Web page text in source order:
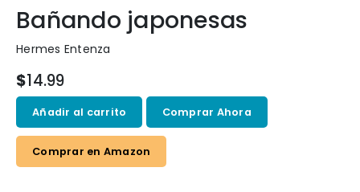
Bañando japonesas
Hermes Entenza
$14.99
Añadir al carrito Comprar Ahora
Comprar en Amazon